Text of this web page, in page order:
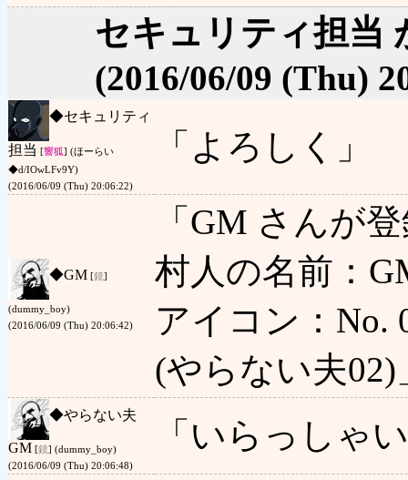
セキュリティ担当
(2016/06/09 (Thu)
◆セキュリティ
担当 [響狐] (ほーらい
◆d/IOwLFv9Y)
(2016/06/09 (Thu) 20:06:22)
「よろしく」
◆GM [鏡]
(dummy_boy)
(2016/06/09 (Thu) 20:06:42)
「GM さんが
村人の名前：
アイコン：No.
(やらない夫02)
◆やらない夫
GM [鏡] (dummy_boy)
(2016/06/09 (Thu) 20:06:48)
「いらっしゃ